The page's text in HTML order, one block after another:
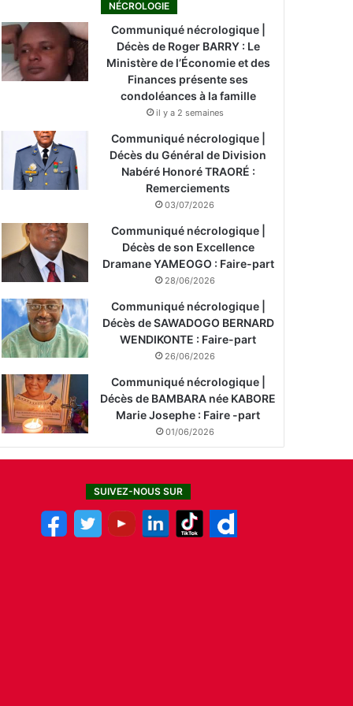
NÉCROLOGIE
Communiqué nécrologique |
Décès de Roger BARRY : Le
Ministère de l’Économie et des
Finances présente ses
condoléances à la famille
il y a 2 semaines
Communiqué nécrologique |
Décès du Général de Division
Nabéré Honoré TRAORÉ :
Remerciements
03/07/2026
Communiqué nécrologique |
Décès de son Excellence
Dramane YAMEOGO : Faire-part
28/06/2026
Communiqué nécrologique |
Décès de SAWADOGO BERNARD
WENDIKONTE : Faire-part
26/06/2026
Communiqué nécrologique |
Décès de BAMBARA née KABORE
Marie Josephe : Faire -part
01/06/2026
SUIVEZ-NOUS SUR